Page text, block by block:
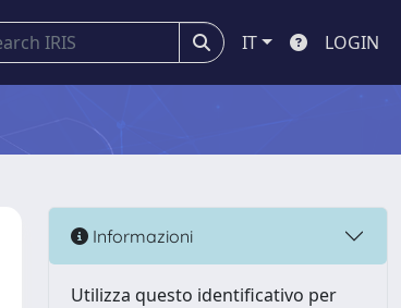
IT LOGIN
Informazioni
Utilizza questo identificativo per